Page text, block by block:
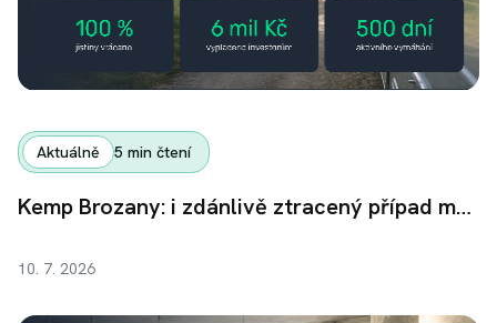
Aktuálně 5 min čtení
Kemp Brozany: i zdánlivě ztracený případ může skončit úspěchem
10. 7. 2026